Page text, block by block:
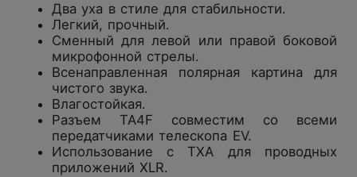
Два уха в стиле для стабильности.
Легкий, прочный.
Сменный для левой или правой боковой
микрофонной стрелы.
Всенаправленная полярная картина для
чистого звука.
Влагостойкая.
Разъем TA4F совместим со всеми
передатчиками телескопа EV.
Использование с TXA для проводных
приложений XLR.